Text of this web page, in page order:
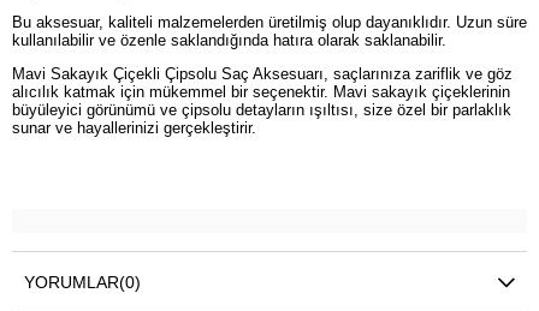
Bu aksesuar, kaliteli malzemelerden üretilmiş olup dayanıklıdır. Uzun süre
kullanılabilir ve özenle saklandığında hatıra olarak saklanabilir.
Mavi Sakayık Çiçekli Çipsolu Saç Aksesuarı, saçlarınıza zariflik ve göz
alıcılık katmak için mükemmel bir seçenektir. Mavi sakayık çiçeklerinin
büyüleyici görünümü ve çipsolu detayların ışıltısı, size özel bir parlaklık
sunar ve hayallerinizi gerçekleştirir.
YORUMLAR(0)